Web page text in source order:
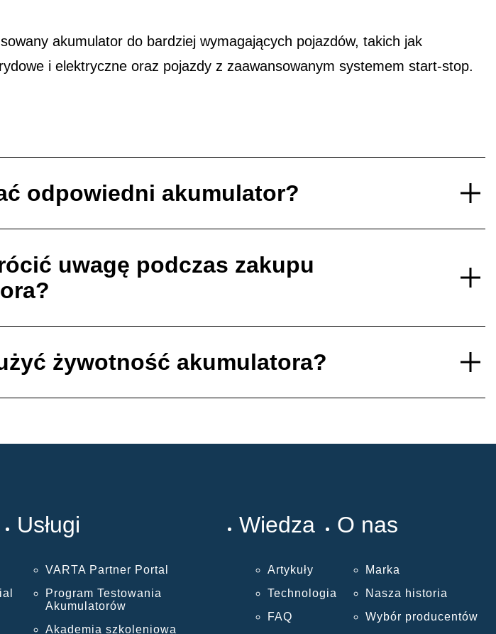
akumulator do bardziej wymagających pojazdów, takich jak
i elektryczne oraz pojazdy z zaawansowanym systemem start-stop.
odpowiedni akumulator?
uwagę podczas zakupu
żywotność akumulatora?
Usługi
VARTA Partner Portal
Program Testowania
Akumulatorów
Akademia szkoleniowa
Wiedza
Artykuły
Technologia
FAQ
O nas
Marka
Nasza historia
Wybór producentów